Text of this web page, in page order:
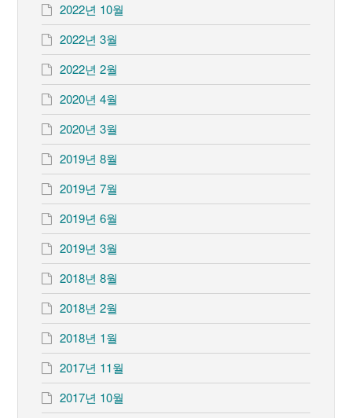
2022년 10월
2022년 3월
2022년 2월
2020년 4월
2020년 3월
2019년 8월
2019년 7월
2019년 6월
2019년 3월
2018년 8월
2018년 2월
2018년 1월
2017년 11월
2017년 10월